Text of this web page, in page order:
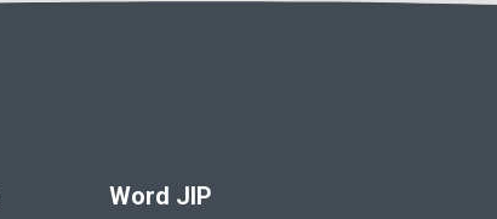
Word JIP